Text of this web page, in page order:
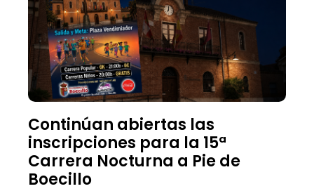
Continúan abiertas las
inscripciones para la 15ª
Carrera Nocturna a Pie de
Boecillo